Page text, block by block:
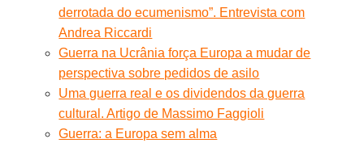
derrotada do ecumenismo”. Entrevista com
Andrea Riccardi
Guerra na Ucrânia força Europa a mudar de
perspectiva sobre pedidos de asilo
Uma guerra real e os dividendos da guerra
cultural. Artigo de Massimo Faggioli
Guerra: a Europa sem alma